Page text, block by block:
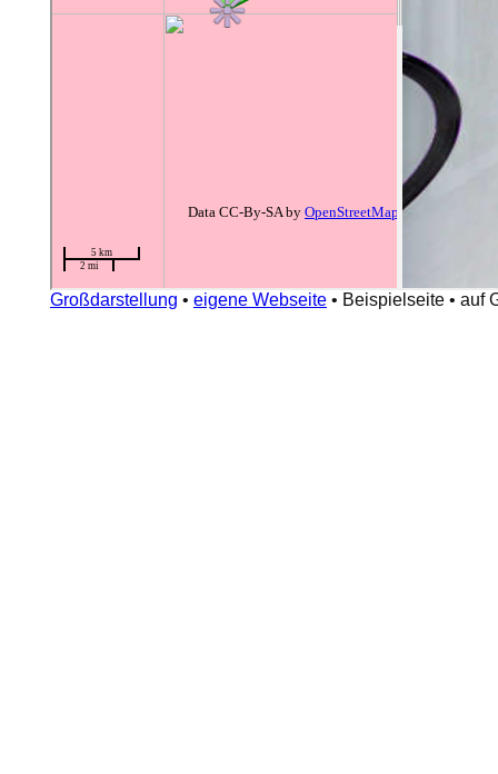
Großdarstellung • eigene Webseite • Beispielseite • auf